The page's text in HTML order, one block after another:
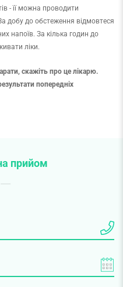
- її можна проводити
добу до обстеження відмовтеся
напоїв. За кілька годин до
ліки.
скажіть про це лікарю.
попередніх
записатися на
провестидодаткову
шиї дає можливість оцінити
сонних та хребетних
мозку та шиї, якщо Вас
прийом